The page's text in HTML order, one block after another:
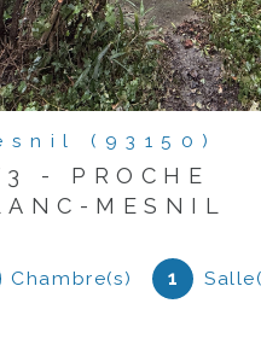
(93150)
- PROCHE
MESNIL
Chambre(s) 1